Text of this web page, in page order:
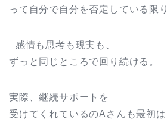
って自分で自分を否定している限り
感情も思考も現実も、
ずっと同じところで回り続ける。
実際、継続サポートを
受けてくれているのAさんも最初は